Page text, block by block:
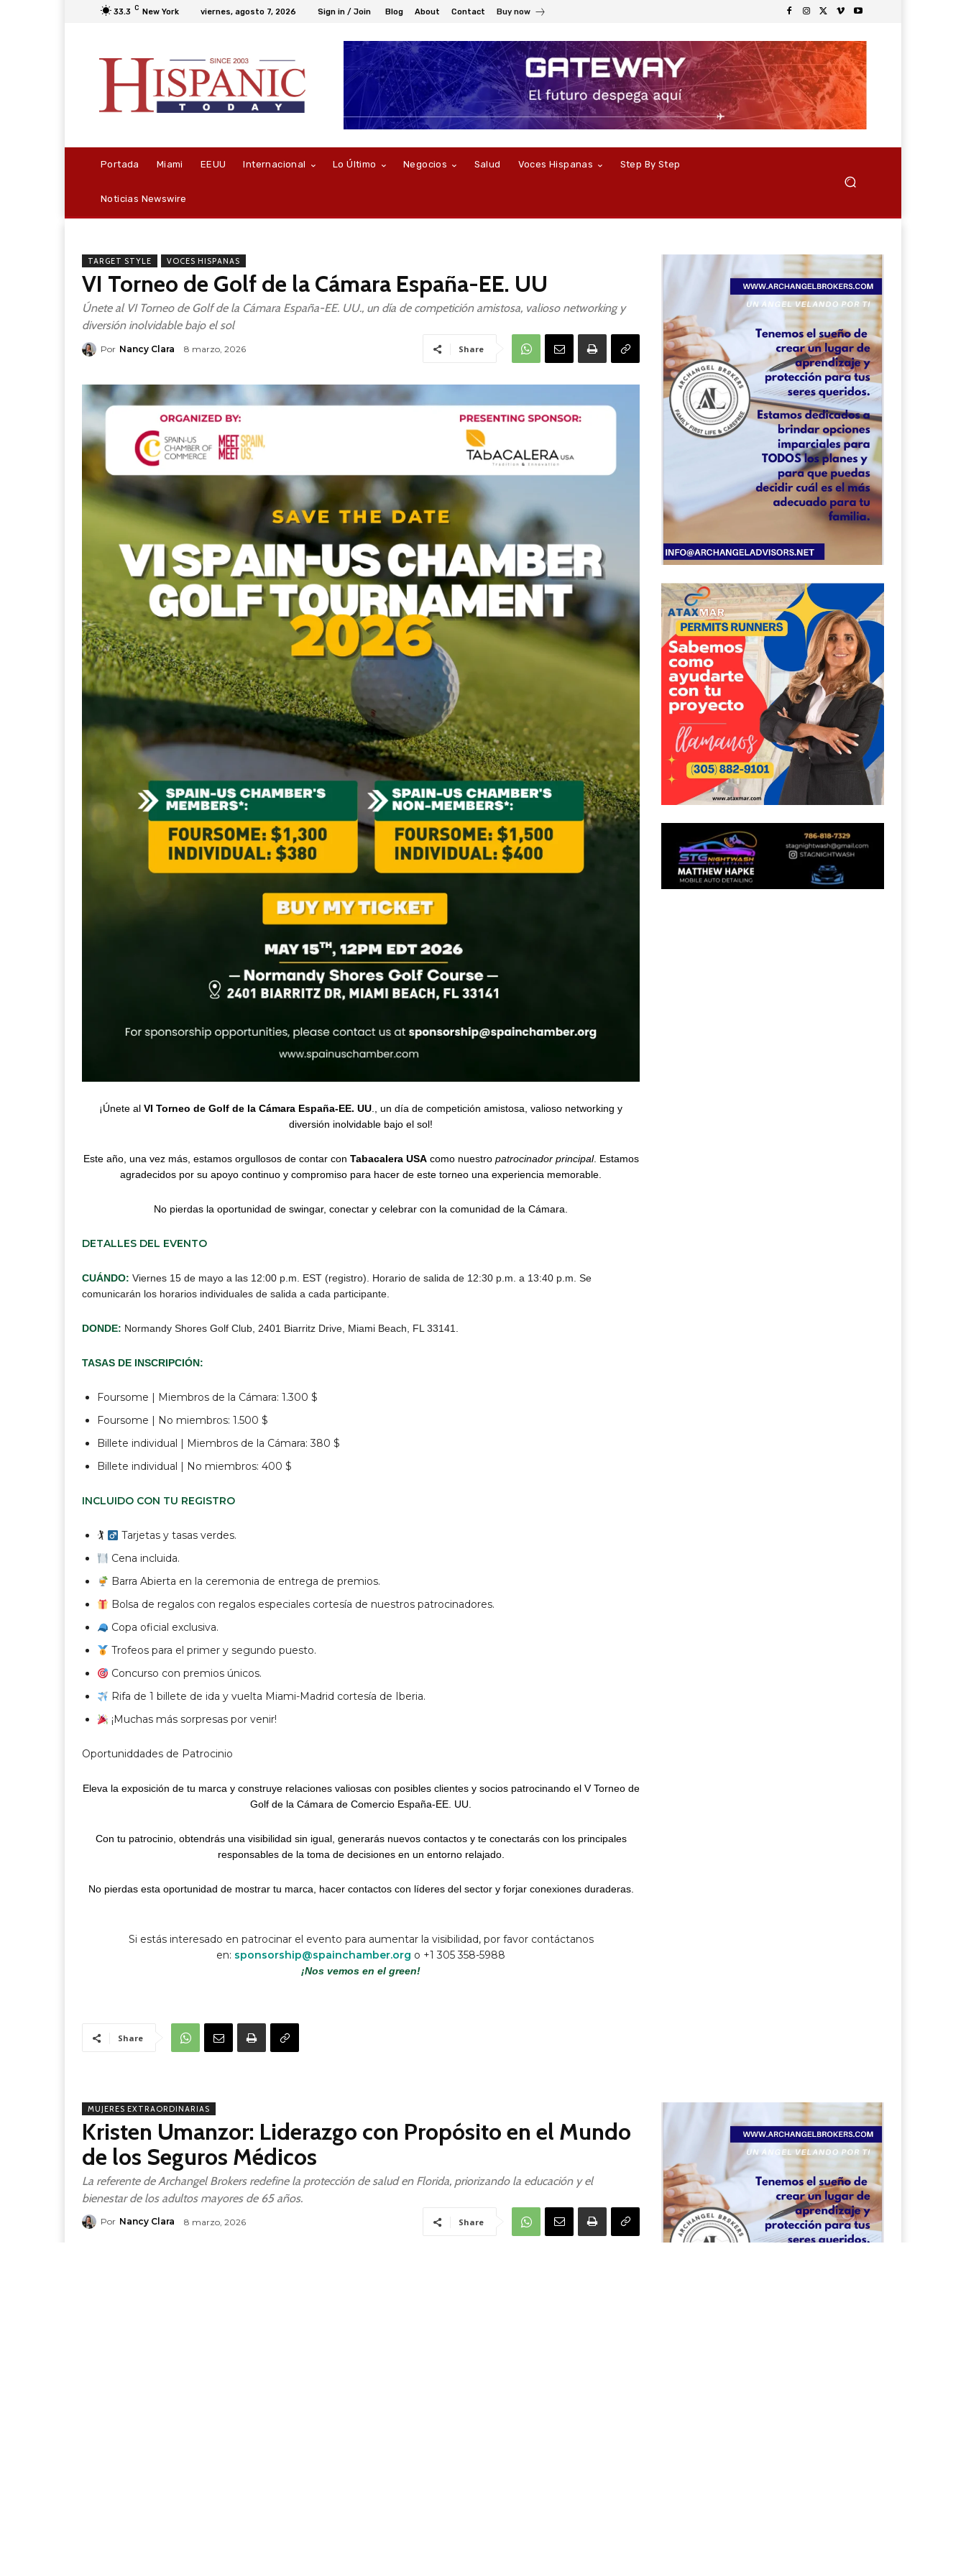
33.3 C New York viernes, agosto 7, 2026 Sign in / Join Blog About Contact Buy now
Portada Miami EEUU Internacional Lo Último Negocios Salud Voces Hispanas Step By Step
Noticias Newswire
TARGET STYLE VOCES HISPANAS
VI Torneo de Golf de la Cámara España-EE. UU
Únete al VI Torneo de Golf de la Cámara España-EE. UU., un día de competición amistosa, valioso networking y
diversión inolvidable bajo el sol
Por Nancy Clara 8 marzo, 2026 Share
¡Únete al VI Torneo de Golf de la Cámara España-EE. UU., un día de competición amistosa, valioso networking y
diversión inolvidable bajo el sol!
Este año, una vez más, estamos orgullosos de contar con Tabacalera USAcomo nuestro patrocinador principal. Estamos
agradecidos por su apoyo continuo y compromiso para hacer de este torneo una experiencia memorable.
No pierdas la oportunidad de swingar, conectar y celebrar con la comunidad de la Cámara.
DETALLES DEL EVENTO
CUÁNDO: Viernes 15 de mayo a las 12:00 p.m. EST (registro). Horario de salida de 12:30 p.m. a 13:40 p.m. Se
comunicarán los horarios individuales de salida a cada participante.
DONDE: Normandy Shores Golf Club, 2401 Biarritz Drive, Miami Beach, FL 33141.
TASAS DE INSCRIPCIÓN:
Foursome | Miembros de la Cámara: 1.300 $
Foursome | No miembros: 1.500 $
Billete individual | Miembros de la Cámara: 380 $
Billete individual | No miembros: 400 $
INCLUIDO CON TU REGISTRO
🏌
Tarjetas y tasas verdes.
Cena incluida.
Barra Abierta en la ceremonia de entrega de premios.
Bolsa de regalos con regalos especiales cortesía de nuestros patrocinadores.
Copa oficial exclusiva.
Trofeos para el primer y segundo puesto.
Concurso con premios únicos.
Rifa de 1 billete de ida y vuelta Miami-Madrid cortesía de Iberia.
¡Muchas más sorpresas por venir!
Oportuniddades de Patrocinio
Eleva la exposición de tu marca y construye relaciones valiosas con posibles clientes y socios patrocinando el V Torneo de
Golf de la Cámara de Comercio España-EE. UU.
Con tu patrocinio, obtendrás una visibilidad sin igual, generarás nuevos contactos y te conectarás con los principales
responsables de la toma de decisiones en un entorno relajado.
No pierdas esta oportunidad de mostrar tu marca, hacer contactos con líderes del sector y forjar conexiones duraderas.
Si estás interesado en patrocinar el evento para aumentar la visibilidad, por favor contáctanos
en: sponsorship@spainchamber.org o +1 305 358-5988
¡Nos vemos en el green!
Share